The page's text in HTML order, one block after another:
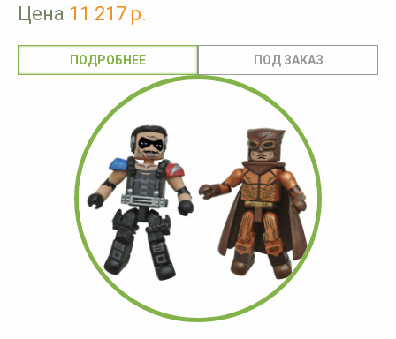
Цена 11 217 р.
ПОДРОБНЕЕ